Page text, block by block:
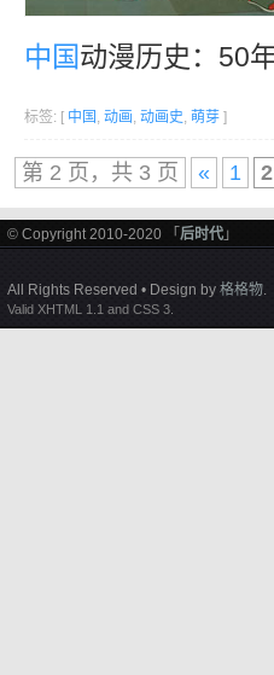
中国动漫历史：50
标签: [ 中国 , 动画, 动画史, 萌芽 ]
第 2 页，共 3 页 « 1 2
© Copyright 2010-2020 「 后时代 」
All Rights Reserved • Design by 格格物.
Valid XHTML 1.1 and CSS 3.